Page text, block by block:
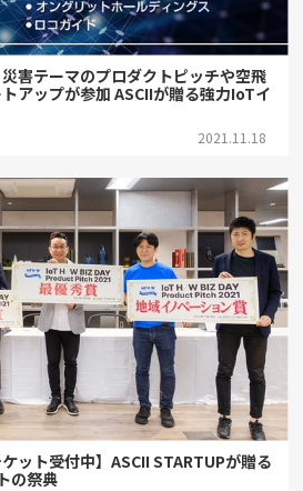
災害テーマのプロダクトピッチや空飛
アップが参加 ASCIIが贈る強力IoTイ
2021.11.18
ット受付中】ASCII STARTUPが贈る
の祭典